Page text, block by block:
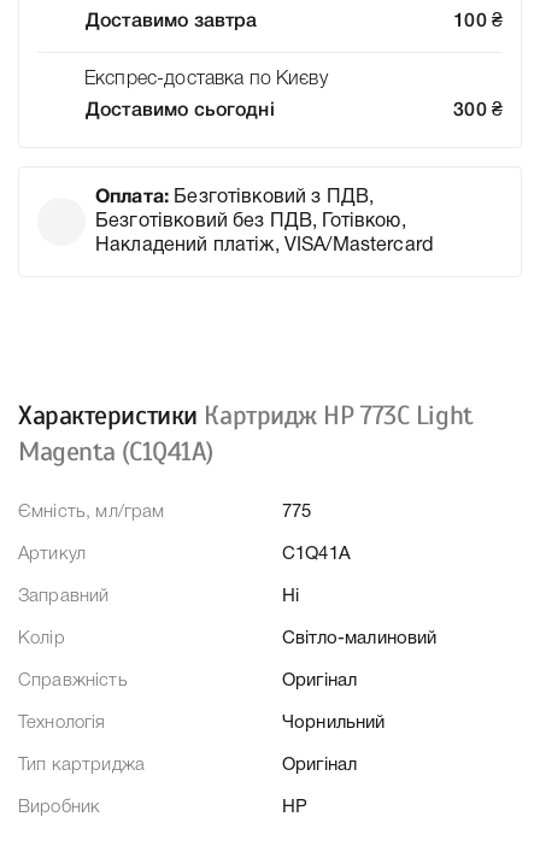
Доставимо завтра
100 ₴
Експрес-доставка по Києву
Доставимо сьогодні
300 ₴
Оплата: Безготівковий з ПДВ,
Безготівковий без ПДВ, Готівкою,
Накладений платіж, VISA/Mastercard
Характеристики Картридж HP 773C Light
Magenta (C1Q41A)
Ємність, мл/грам 775
Артикул C1Q41A
Заправний Ні
Колір Світло-малиновий
Справжність Оригінал
Технологія Чорнильний
Тип картриджа Оригінал
Виробник HP